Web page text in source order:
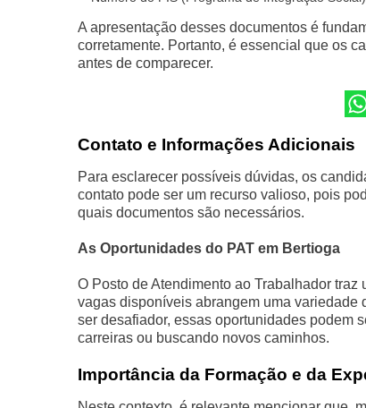
A apresentação desses documentos é
corretamente. Portanto, é essencial que os
antes de comparecer.
Contato e Informações Adicionais
Para esclarecer possíveis dúvidas, os
contato pode ser um recurso valioso, pois
quais documentos são necessários.
As Oportunidades do PAT em Bertioga
O Posto de Atendimento ao Trabalhador
vagas disponíveis abrangem uma
ser desafiador, essas oportunidades podem
carreiras ou buscando novos caminhos.
Importância da Formação e da